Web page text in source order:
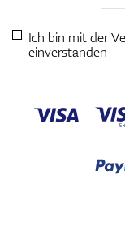
Ich bin mit der
einverstanden